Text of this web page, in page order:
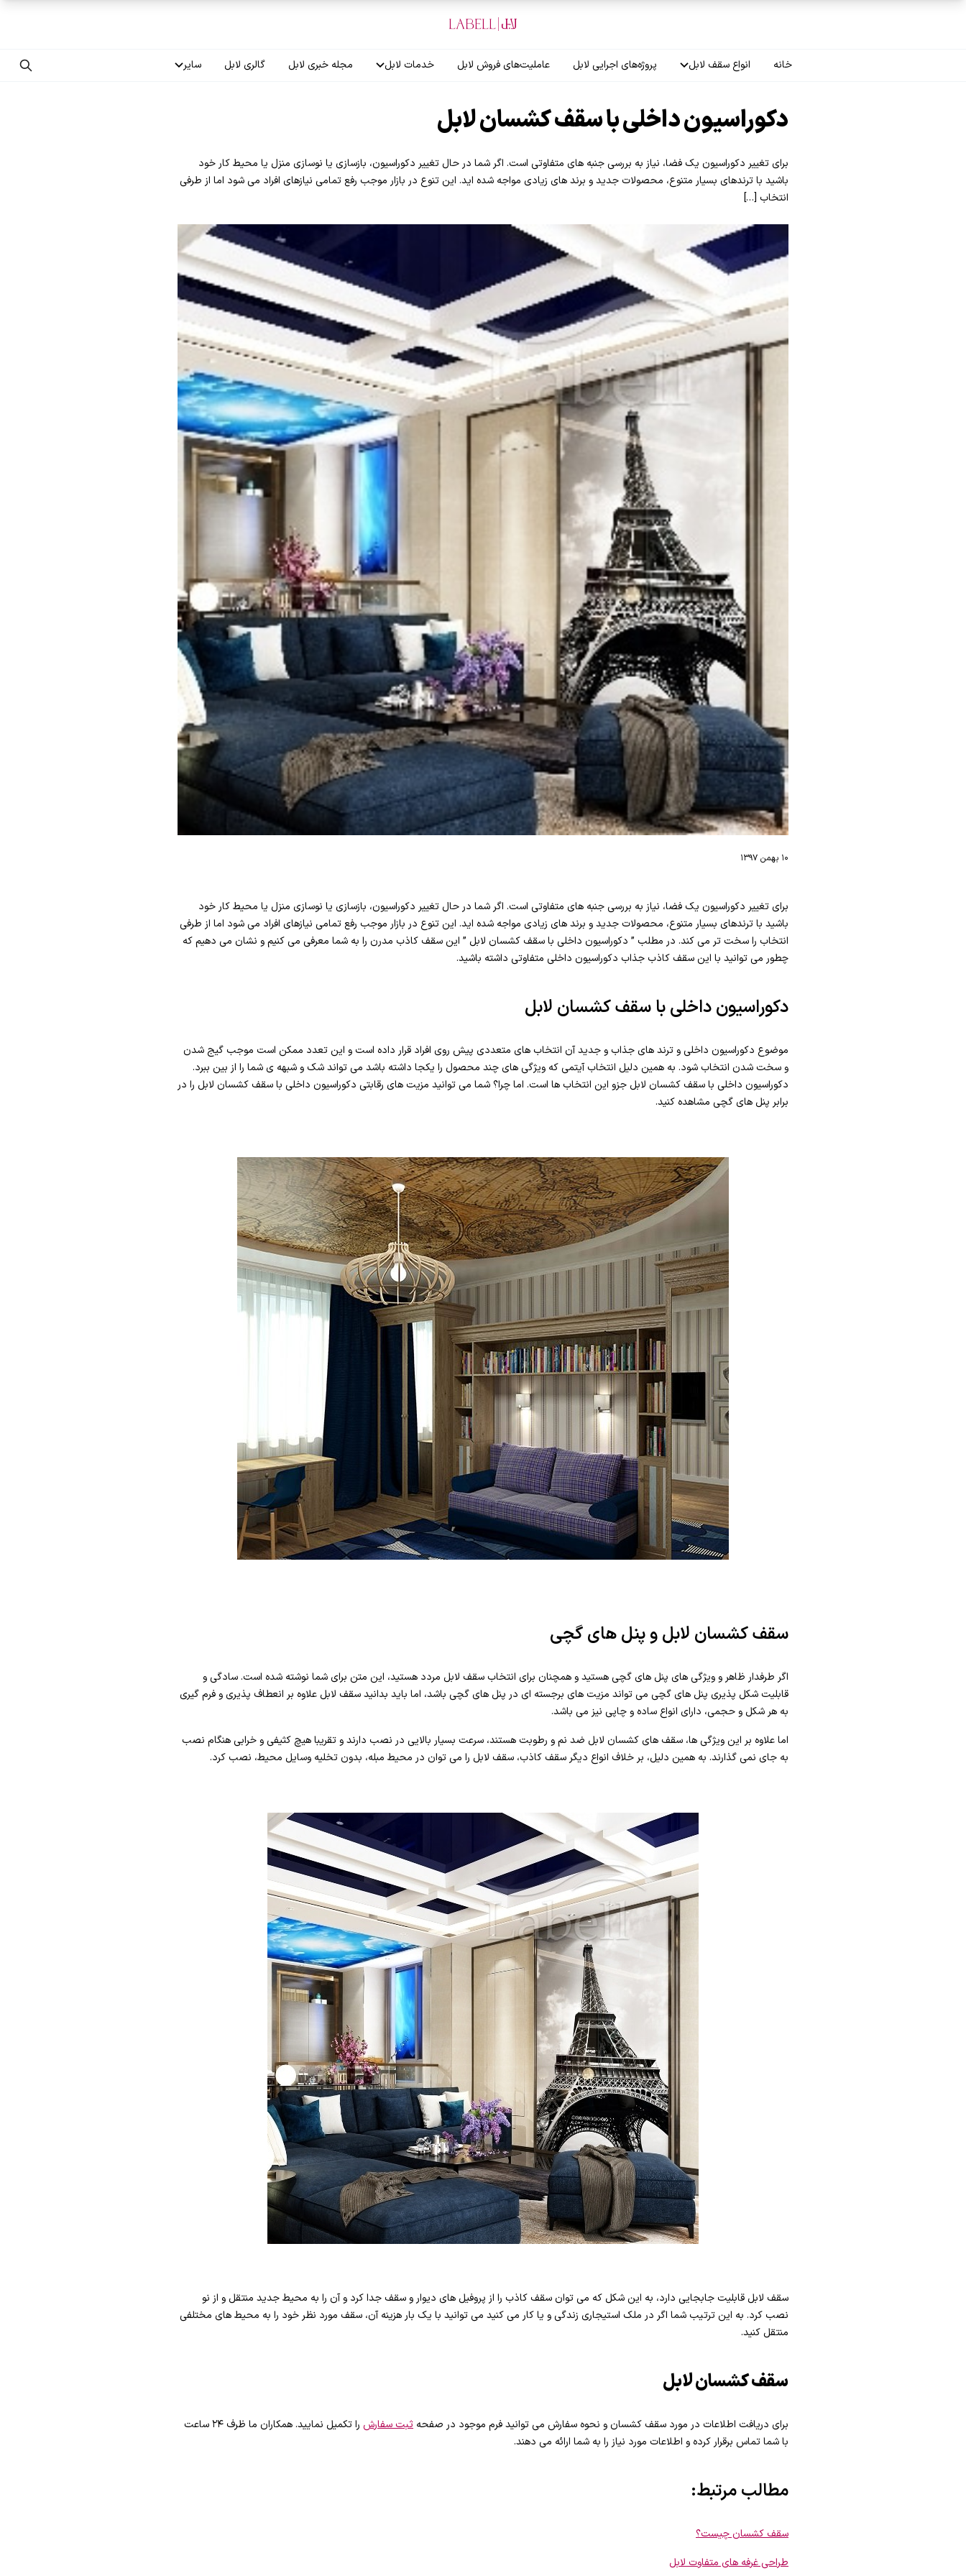
خانه انواع سقف لابل
سقف لاکر
سقف گلکسی
سقف مات
سقف اپلای
پروژه‌های اجرایی لابل عاملیت‌های فروش لابل خدمات لابل مجله خبری لابل گالری لابل سایر
سوالات متداول
دکوراسیون داخلی با سقف کشسان لابل
برای تغییر دکوراسیون یک فضا، نیاز به بررسی جنبه های متفاوتی است. اگر شما در حال تغییر دکوراسیون، بازسازی یا نوسازی منزل یا محیط کار خود
باشید با ترندهای بسیار متنوع، محصولات جدید و برند های زیادی مواجه شده اید. این تنوع در بازار موجب رفع تمامی نیازهای افراد می شود اما از طرفی
انتخاب […]
۱۰ بهمن ۱۳۹۷
برای تغییر دکوراسیون یک فضا، نیاز به بررسی جنبه های متفاوتی است. اگر شما در حال تغییر دکوراسیون، بازسازی یا نوسازی منزل یا محیط کار خود
باشید با ترندهای بسیار متنوع، محصولات جدید و برند های زیادی مواجه شده اید. این تنوع در بازار موجب رفع تمامی نیازهای افراد می شود اما از طرفی
انتخاب را سخت تر می کند. در مطلب ” دکوراسیون داخلی با سقف کشسان لابل ” این سقف کاذب مدرن را به شما معرفی می کنیم و نشان می دهیم که
چطور می توانید با این سقف کاذب جذاب دکوراسیون داخلی متفاوتی داشته باشید.
دکوراسیون داخلی با سقف کشسان لابل
موضوع دکوراسیون داخلی و ترند های جذاب و جدید آن انتخاب های متعددی پیش روی افراد قرار داده است و این تعدد ممکن است موجب گیج شدن
و سخت شدن انتخاب شود. به همین دلیل انتخاب آیتمی که ویژگی های چند محصول را یکجا داشته باشد می تواند شک و شبهه ی شما را از بین ببرد.
دکوراسیون داخلی با سقف کشسان لابل جزو این انتخاب ها است. اما چرا؟ شما می توانید مزیت های رقابتی دکوراسیون داخلی با سقف کشسان لابل را در
برابر پنل های گچی مشاهده کنید.
سقف کشسان لابل و پنل های گچی
اگر طرفدار ظاهر و ویژگی های پنل های گچی هستید و همچنان برای انتخاب سقف لابل مردد هستید، این متن برای شما نوشته شده است. سادگی و
قابلیت شکل پذیری پنل های گچی می تواند مزیت های برجسته ای در پنل های گچی باشد، اما باید بدانید سقف لابل علاوه بر انعطاف پذیری و فرم گیری
به هر شکل و حجمی، دارای انواع ساده و چاپی نیز می باشد.
اما علاوه بر این ویژگی ها، سقف های کشسان لابل ضد نم و رطوبت هستند، سرعت بسیار بالایی در نصب دارند و تقریبا هیچ کثیفی و خرابی هنگام نصب
به جای نمی گذارند. به همین دلیل، بر خلاف انواع دیگر سقف کاذب، سقف لابل را می توان در محیط مبله، بدون تخلیه وسایل محیط، نصب کرد.
سقف لابل قابلیت جابجایی دارد، به این شکل که می توان سقف کاذب را از پروفیل های دیوار و سقف جدا کرد و آن را به محیط جدید منتقل و از نو
نصب کرد. به این ترتیب شما اگر در ملک استیجاری زندگی و یا کار می کنید می توانید با یک بار هزینه آن، سقف مورد نظر خود را به محیط های مختلفی
منتقل کنید.
سقف کشسان لابل
برای دریافت اطلاعات در مورد سقف کشسان و نحوه سفارش می توانید فرم موجود در صفحه ثبت سفارش
را تکمیل نمایید. همکاران ما ظرف ۲۴ ساعت
با شما تماس برقرار کرده و اطلاعات مورد نیاز را به شما ارائه می دهند.
مطالب مرتبط:
سقف کشسان چیست؟
طراحی غرفه های متفاوت لابل